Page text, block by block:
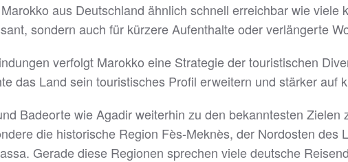
aus Deutschland ähnlich schnell erreichbar wie
sondern auch für kürzere Aufenthalte oder verlängerte
verfolgt Marokko eine Strategie der touristischen
das Land sein touristisches Profil erweitern und stärker auf
Badeorte wie Agadir weiterhin zu den bekanntesten
die historische Region Fès-Meknès, der Nordosten des
Gerade diese Regionen sprechen viele deutsche